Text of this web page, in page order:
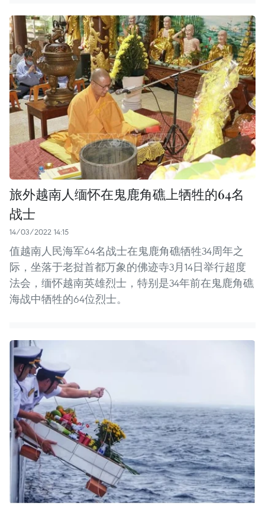
旅外越南人缅怀在鬼鹿角礁上牺牲的64名
战士
14/03/2022 14:15
值越南人民海军64名战士在鬼鹿角礁牺牲34周年之
际，坐落于老挝首都万象的佛迹寺3月14日举行超度
法会，缅怀越南英雄烈士，特别是34年前在鬼鹿角礁
海战中牺牲的64位烈士。